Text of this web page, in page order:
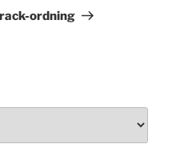
ordning